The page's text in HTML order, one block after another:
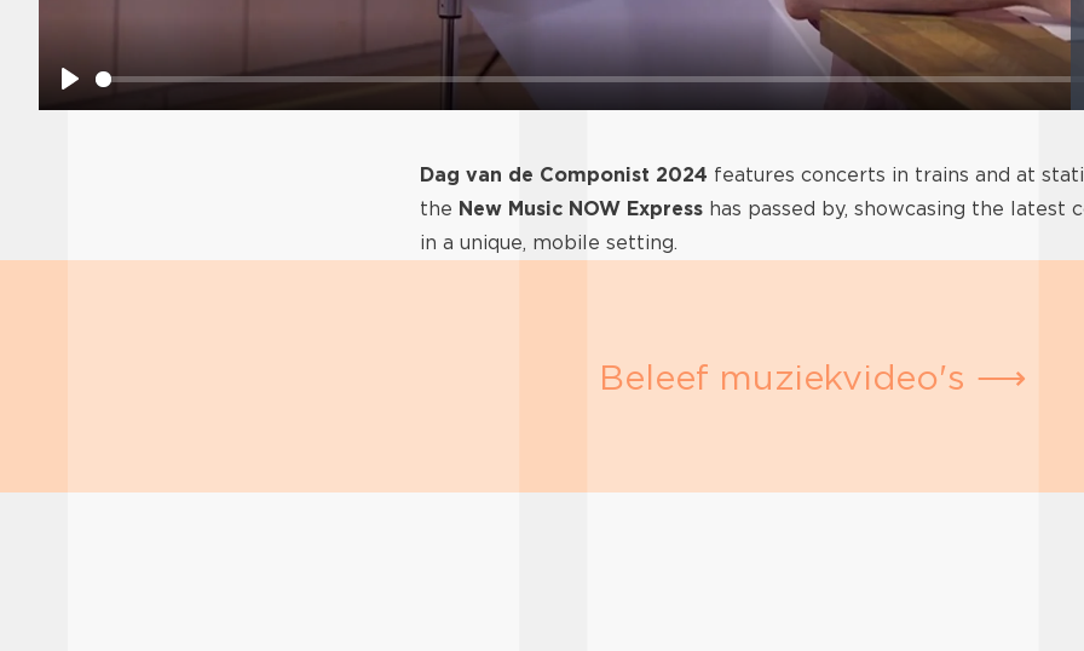
Play
Dag van de Componist 2024 features concerts in trains and at
the New Music NOW Expresshas passed by, showcasing the latest
in a unique, mobile setting.
Beleef muziekvideo's ⟶